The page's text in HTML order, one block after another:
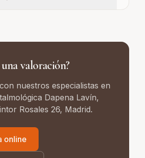
una valoración?
nuestros especialistas en
Dapena Lavín,
Rosales 26, Madrid.
online